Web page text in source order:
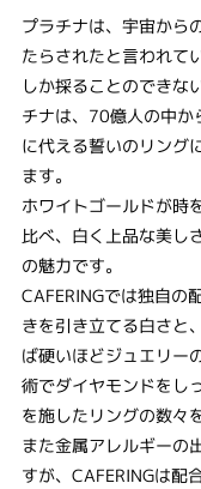
プラチナは、宇宙から
たらされたと言われて
しか採ることのできな
チナは、70億人の中か
に代える誓いのリング
ます。
ホワイトゴールドが時
比べ、白く上品な美し
の魅力です。
CAFERINGでは独自の
きを引き立てる白さと
ば硬いほどジュエリー
術でダイヤモンドをし
を施したリングの数々
また金属アレルギーの
すが、CAFERINGは配